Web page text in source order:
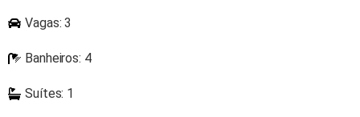
Vagas: 3
Banheiros: 4
Suítes: 1